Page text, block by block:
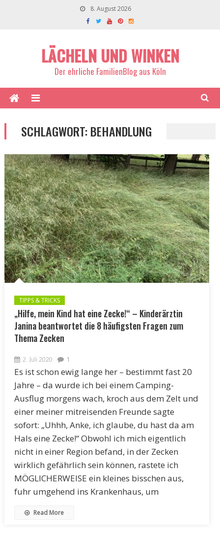
8. August 2026
LÄCHELN UND WINKEN
Der ehrliche FamilienBlog aus Köln
SCHLAGWORT:BEHANDLUNG
TIPPS & TRICKS
„Hilfe, mein Kind hat eine Zecke!“ – Kinderärztin
Janina beantwortet die 8 häufigsten Fragen zum
Thema Zecken
2. Juli 2020 1
Es ist schon ewig lange her – bestimmt fast 20
Jahre – da wurde ich bei einem Camping-
Ausflug morgens wach, kroch aus dem Zelt und
einer meiner mitreisenden Freunde sagte
sofort: „Uhhh, Anke, ich glaube, du hast da am
Hals eine Zecke!“ Obwohl ich mich eigentlich
nicht in einer Region befand, in der Zecken
wirklich gefährlich sein können, rastete ich
MÖGLICHERWEISE ein kleines bisschen aus,
fuhr umgehend ins Krankenhaus, um
Read More